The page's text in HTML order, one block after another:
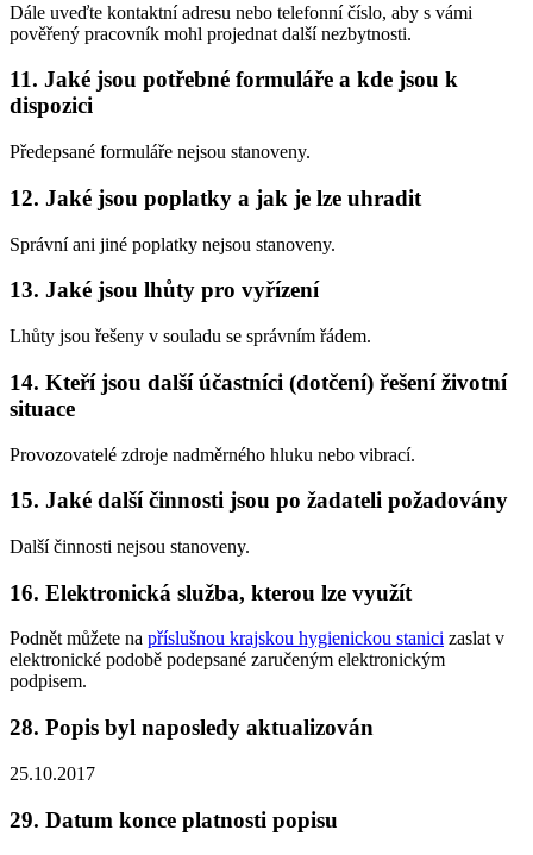
Dále uveďte kontaktní adresu nebo telefonní číslo, aby s vámi
pověřený pracovník mohl projednat další nezbytnosti.
11. Jaké jsou potřebné formuláře a kde jsou k
dispozici
Předepsané formuláře nejsou stanoveny.
12. Jaké jsou poplatky a jak je lze uhradit
Správní ani jiné poplatky nejsou stanoveny.
13. Jaké jsou lhůty pro vyřízení
Lhůty jsou řešeny v souladu se správním řádem.
14. Kteří jsou další účastníci (dotčení) řešení životní
situace
Provozovatelé zdroje nadměrného hluku nebo vibrací.
15. Jaké další činnosti jsou po žadateli požadovány
Další činnosti nejsou stanoveny.
16. Elektronická služba, kterou lze využít
Podnět můžete na příslušnou krajskou hygienickou stanici zaslat v
elektronické podobě podepsané zaručeným elektronickým
podpisem.
28. Popis byl naposledy aktualizován
25.10.2017
29. Datum konce platnosti popisu